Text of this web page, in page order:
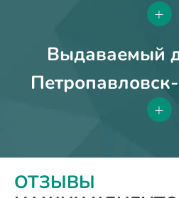
+
Выдаваемый
+
ОТЗЫВЫ